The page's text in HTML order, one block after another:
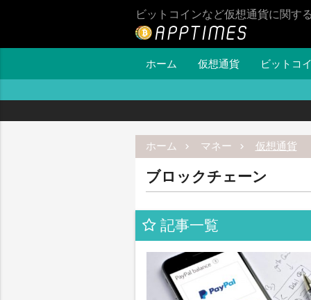
ビットコインなど仮想通貨に関す
ホーム 仮想通貨 ビットコ
ホーム マネー 仮想通貨
ブロックチェーン
記事一覧